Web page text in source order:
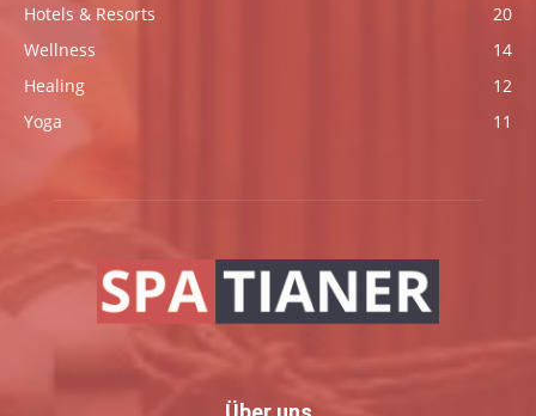
Hotels & Resorts
20
Wellness
14
Healing
12
Yoga
11